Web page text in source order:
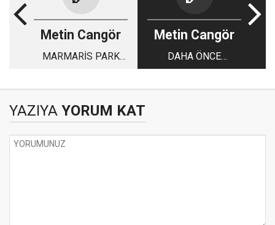
Metin Cangör
MARMARİS PARK
Metin Cangör
DAHA ÖNCE
YAZMIŞTIM
YAZIYA YORUM KAT